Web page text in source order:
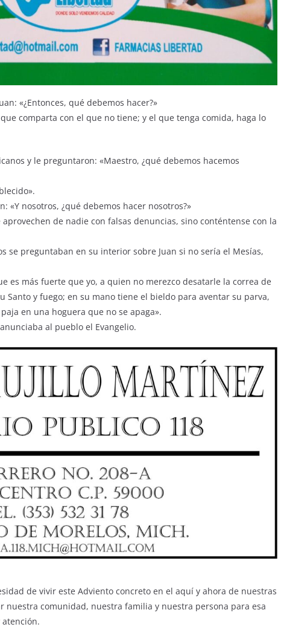
«¿Entonces, qué debemos hacer?»
comparta con el que no tiene; y el que tenga comida, haga lo
y le preguntaron: «Maestro, ¿qué debemos hacemos
«Y nosotros, ¿qué debemos hacer nosotros?»
de nadie con falsas denuncias, sino conténtense con la
se preguntaban en su interior sobre Juan si no sería el Mesías,
es más fuerte que yo, a quien no merezco desatarle la correa de
Santo y fuego; en su mano tiene el bieldo para aventar su parva,
en una hoguera que no se apaga».
al pueblo el Evangelio.
de vivir este Adviento concreto en el aquí y ahora de nuestras
nuestra comunidad, nuestra familia y nuestra persona para esa